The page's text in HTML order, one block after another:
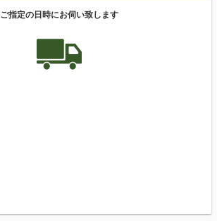
ご指定の日時にお伺い致します